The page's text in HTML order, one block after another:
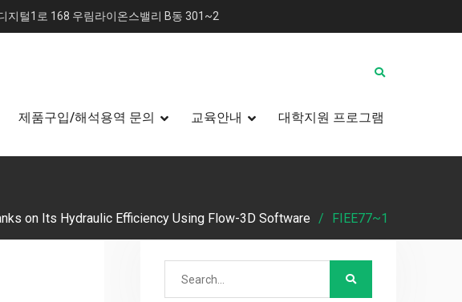
지털1로 168 우림라이온스밸리 B동 301~2
제품구입/해석용역 문의 교육안내 대학지원 프로그램
on Its Hydraulic Efficiency Using Flow-3D Software FIEE77~1